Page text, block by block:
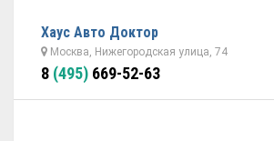
Хаус Авто Доктор
Москва, Нижегородская улица, 74
8 (495) 669-52-63